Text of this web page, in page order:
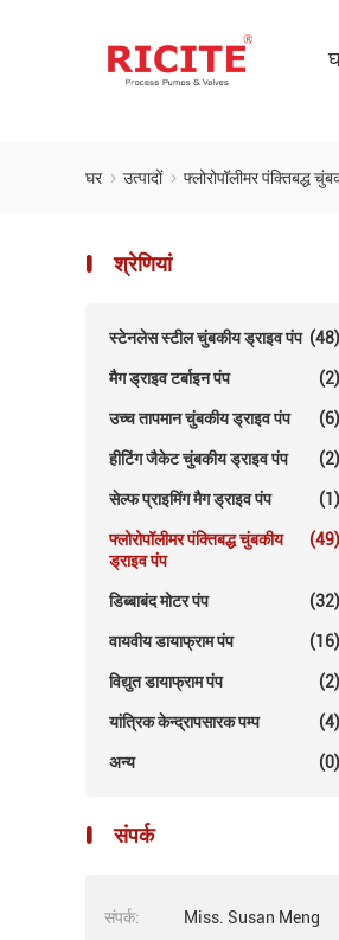
घर उत्पादों फ्लोरोपॉलीमर पंक्तिबद्ध
श्रेणियां
स्टेनलेस स्टील चुंबकीय ड्राइव पंप (48)
मैग ड्राइव टर्बाइन पंप (2)
उच्च तापमान चुंबकीय ड्राइव पंप (6)
हीटिंग जैकेट चुंबकीय ड्राइव पंप (2)
सेल्फ प्राइमिंग मैग ड्राइव पंप (1)
फ्लोरोपॉलीमर पंक्तिबद्ध चुंबकीय
ड्राइव पंप
(49)
डिब्बाबंद मोटर पंप (32)
वायवीय डायाफ्राम पंप (16)
विद्युत डायाफ्राम पंप (2)
यांत्रिक केन्द्रापसारक पम्प (4)
अन्य (0)
संपर्क
संपर्क: Miss. Susan Meng